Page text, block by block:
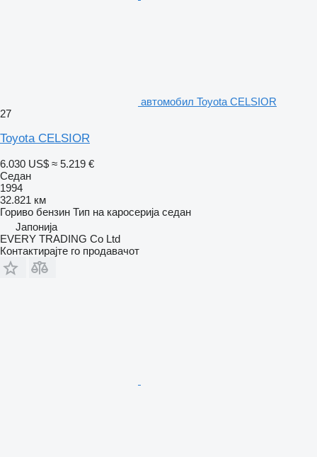
aвтомобил Toyota CELSIOR
27
Toyota CELSIOR
6.030 US$ ≈ 5.219 €
Седан
1994
32.821 км
Гориво бензин Тип на каросерија седан
Јапонија
EVERY TRADING Co Ltd
Контактирајте го продавачот